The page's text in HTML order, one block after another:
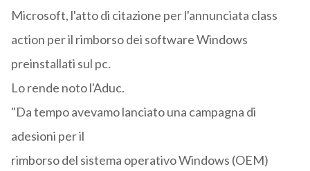
Microsoft, l'atto di citazione per l'annunciata class
action per il rimborso dei software Windows
preinstallati sul pc.
Lo rende noto l'Aduc.
"Da tempo avevamo lanciato una campagna di
adesioni per il
rimborso del sistema operativo Windows (OEM)